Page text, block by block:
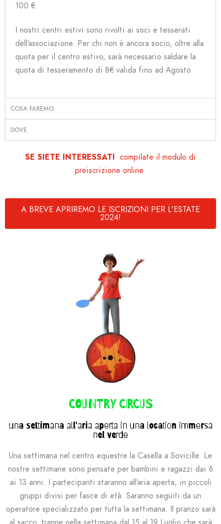
100 €
I nostri centri estivi sono rivolti ai soci e tesserati
dell’associazione. Per chi non è ancora socio, oltre alla
quota per il centro estivo, sarà necessario saldare la
quota di tesseramento di 8€ valida fino ad Agosto.
COSA FAREMO
DOVE
SE SIETE INTERESSATI compilate il modulo di
preiscrizione online
A BREVE APRIREMO LE ISCRIZIONI PER L'ESTATE
2024!
COUNTRY CIRCUS
una settimana all'aria aperta in una location immersa
nel verde
Una settimana nel centro equestre la Casella a Sovicille. Le
nostre settimane sono pensate per bambini e ragazzi dai 6
ai 13 anni. I partecipanti staranno all’aria aperta, in piccoli
gruppi divisi per fasce di età. Saranno seguiti da un
operatore specializzato per tutta la settimana. Il pranzo sarà